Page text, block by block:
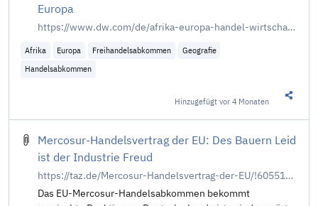
Europa
https://www.dw.com/de/afrika-europa-handel-wirtschaft-rohstoffe-gold-kakau-oel-huehnchen-abkommen-libyen-nigeria-ghana/a-76063299
Afrika Europa Freihandelsabkommen
Geografie
Handelsabkommen
Hinzugefügtvor 4 Monaten
Mercosur-Handelsvertrag der EU: Des Bauern Leid
ist der Industrie Freud
https://taz.de/Mercosur-Handelsvertrag-der-EU/!6055186/
Das EU-Mercosur-Handelsabkommen bekommt